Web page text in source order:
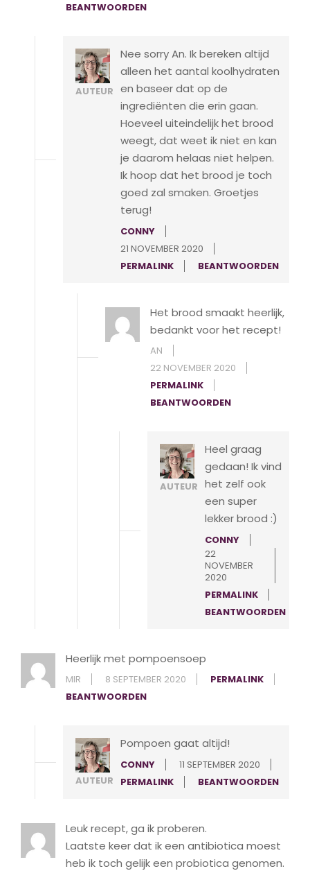
BEANTWOORDEN
AUTEUR
Nee sorry An. Ik bereken altijd
alleen het aantal koolhydraten
en baseer dat op de
ingrediënten die erin gaan.
Hoeveel uiteindelijk het brood
weegt, dat weet ik niet en kan
je daarom helaas niet helpen.
Ik hoop dat het brood je toch
goed zal smaken. Groetjes
terug!
CONNY
21 NOVEMBER 2020
PERMALINK
BEANTWOORDEN
Het brood smaakt heerlijk,
bedankt voor het recept!
AN
22 NOVEMBER 2020
PERMALINK
BEANTWOORDEN
AUTEUR
Heel graag
gedaan! Ik vind
het zelf ook
een super
lekker brood :)
CONNY
22
NOVEMBER
2020
PERMALINK
BEANTWOORDEN
Heerlijk met pompoensoep
MIR 8 SEPTEMBER 2020
PERMALINK
BEANTWOORDEN
AUTEUR
Pompoen gaat altijd!
CONNY
11 SEPTEMBER 2020
PERMALINK
BEANTWOORDEN
Leuk recept, ga ik proberen.
Laatste keer dat ik een antibiotica moest
heb ik toch gelijk een probiotica genomen.